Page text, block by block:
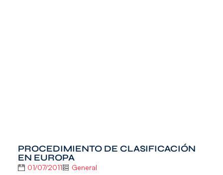
PROCEDIMIENTO DE CLASIFICACIÓN
EN EUROPA
01/07/2011 General